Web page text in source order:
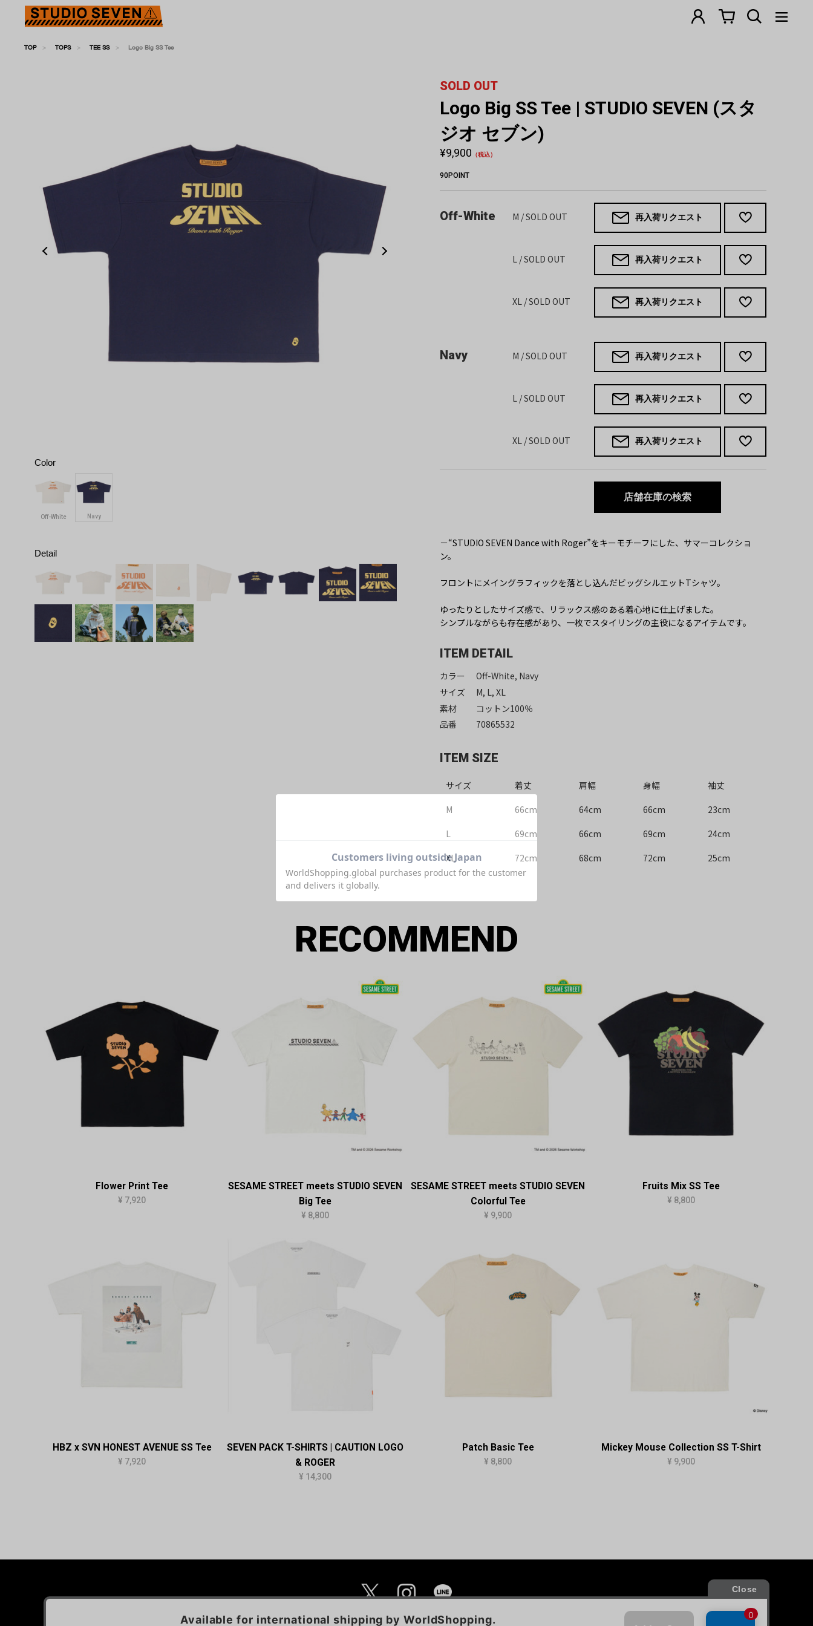
TOP TOPS TEE SS Logo Big SS Tee
Color
Off-White Navy
Detail
SOLD OUT
Logo Big SS Tee | STUDIO SEVEN (スタ
ジオ セブン)
¥9,900 （税込）
90POINT
Off-White M / SOLD OUT 再入荷リクエスト
L / SOLD OUT 再入荷リクエスト
XL / SOLD OUT 再入荷リクエスト
Navy M / SOLD OUT 再入荷リクエスト
L / SOLD OUT 再入荷リクエスト
XL / SOLD OUT 再入荷リクエスト
店舗在庫の検索
－“STUDIO SEVEN Dance with Roger”をキーモチーフにした、サマーコレクショ
ン。
フロントにメイングラフィックを落とし込んだビッグシルエットTシャツ。
ゆったりとしたサイズ感で、リラックス感のある着心地に仕上げました。
シンプルながらも存在感があり、一枚でスタイリングの主役になるアイテムです。
ITEM DETAIL
カラー
Off-White, Navy
サイズ
M, L, XL
素材
コットン100％
品番
70865532
ITEM SIZE
サイズ 着丈 肩幅 身幅
袖丈
M
66cm 64cm 66cm
23cm
L
69cm 66cm 69cm
24cm
XL
72cm 68cm 72cm 25cm
RECOMMEND
Flower Print Tee
¥ 7,920
SESAME STREET meets STUDIO SEVEN
Big Tee
¥ 8,800
SESAME STREET meets STUDIO SEVEN
Colorful Tee
¥ 9,900
Fruits Mix SS Tee
¥ 8,800
HBZ x SVN HONEST AVENUE SS Tee
¥ 7,920
SEVEN PACK T-SHIRTS | CAUTION LOGO
& ROGER
¥ 14,300
Patch Basic Tee
¥ 8,800
Mickey Mouse Collection SS T-Shirt
¥ 9,900
MAIL MAGAZINE 個人情報保護方針 特定商取引法に基づく表示